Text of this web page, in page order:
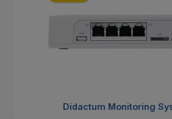
Didactum Monitoring